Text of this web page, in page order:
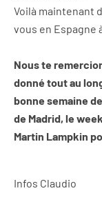
Voilà maintenant
vous en Espagne
Nous te
donné tout au
bonne semaine
de Madrid, le
Martin Lampkin
Infos Claudio